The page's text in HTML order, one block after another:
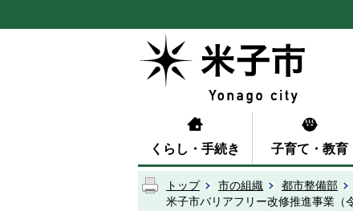
くらし・手続き 子育て・教育
トップ 市の組織 都市整備部
米子市バリアフリー改修推進事業（